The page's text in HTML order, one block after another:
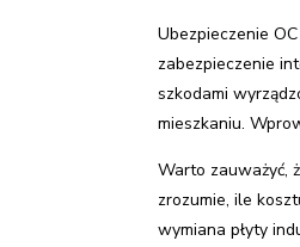
Ubezpieczenie
zabezpieczenie
szkodami
mieszkaniu.
Warto zauważyć,
zrozumie, ile
wymiana płyty